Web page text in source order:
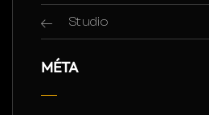
Studio
MÉTA